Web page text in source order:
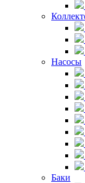
Насосы
Баки